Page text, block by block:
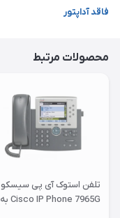
فاقد آداپتور
محصولات مرتبط
تلفن استوک آی پی سیسکو
Cisco IP Phone 7965G به